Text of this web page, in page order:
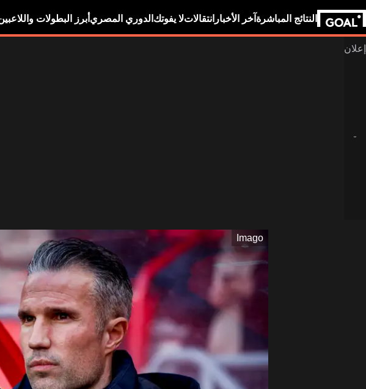
النتائج المباشرة آخر الأخبار انتقالاتلا يفوتك الدوري المصري أبرز البطولات
Imago